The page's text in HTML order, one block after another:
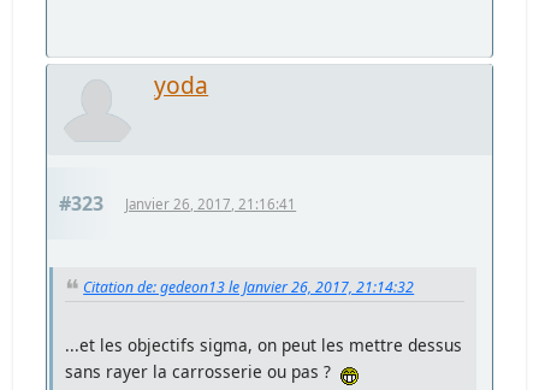
yoda
#323 Janvier 26, 2017, 21:16:41
Citation de: gedeon13 le Janvier 26, 2017, 21:14:32
...et les objectifs sigma, on peut les mettre dessus
sans rayer la carrosserie ou pas ?